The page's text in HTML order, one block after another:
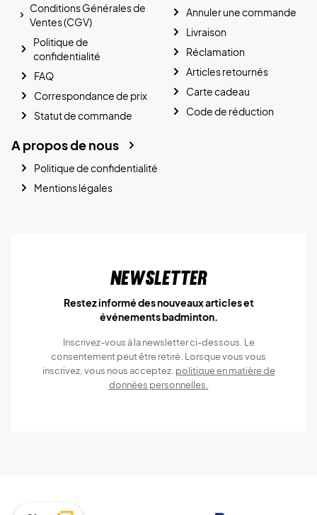
Conditions Générales de
Ventes (CGV)
Politique de
confidentialité
FAQ
Correspondance de prix
Statut de commande
Annuler une commande
Livraison
Réclamation
Articles retournés
Carte cadeau
Code de réduction
A propos de nous
Politique de confidentialité
Mentions légales
Newsletter
Restez informé des nouveaux articles et
événements badminton.
Inscrivez-vous à la newsletter ci-dessous. Le
consentement peut être retiré. Lorsque vous vous
inscrivez, vous nous acceptez. politique en matière de
données personnelles.